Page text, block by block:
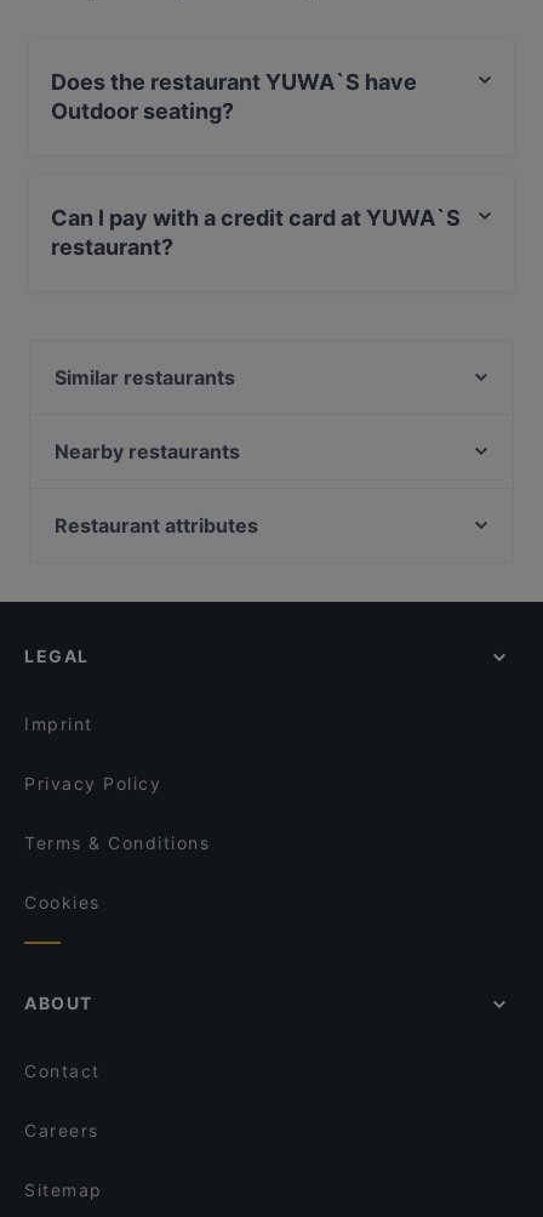
Does the restaurant YUWA`S have
Outdoor seating?
Can I pay with a credit card at YUWA`S
restaurant?
Similar restaurants
Ravintola Piilo
Konstan Möljä
Ristorante Mirella
Nearby restaurants
Kissakahvila Helkatti
Il Centro - Scandic Helsinki Hub
Relove Freda
Restaurant attributes
English Speaking Restaurants in Helsinki
LEGAL
Imprint
Privacy Policy
Terms & Conditions
Cookies
ABOUT
Contact
Careers
Sitemap